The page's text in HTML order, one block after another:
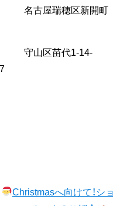
古屋瑞穂区新開町
山区苗代1-14-
Christmasへ向けて！シ